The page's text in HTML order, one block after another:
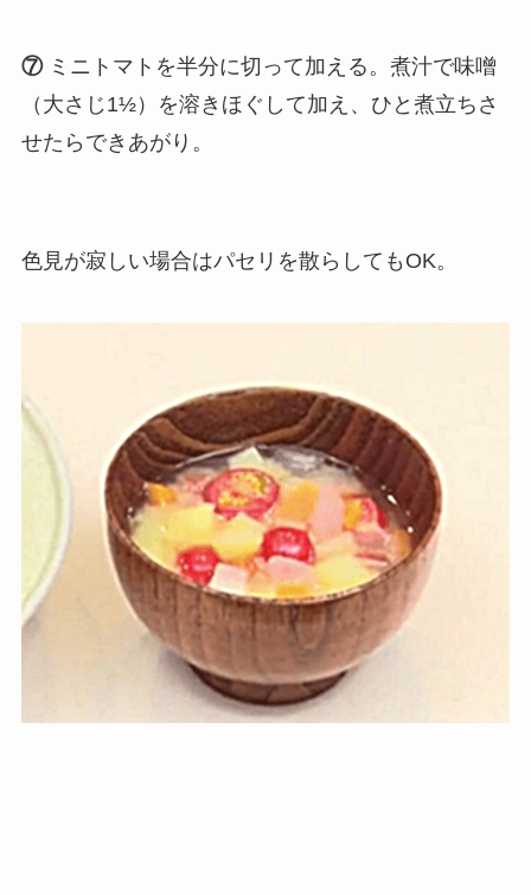
⑦ミニトマトを半分に切って加える。煮汁で味噌
（大さじ1½）を溶きほぐして加え、ひと煮立ちさ
せたらできあがり。
色見が寂しい場合はパセリを散らしてもOK。